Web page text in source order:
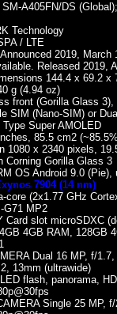
A405FN/DS
Technology
/ LTE
2019, March
Released 2019,
144.4 x 69.2
g (4.94 oz)
front (Gorilla Glass
SIM (Nano-SIM) or
Type Super AMOLED
85.5 cm2
1080 x 2340 pixels,
Corning Gorilla Glass 3
OS Android 9.0 (Pie),
7904 (14 nm)
core (2x1.77 GHz
G71 MP2
Card slot microSDXC
4GB RAM, 128GB
Dual 16 MP, f/
13mm (ultrawide)
flash, panorama,
Single 25 MP,